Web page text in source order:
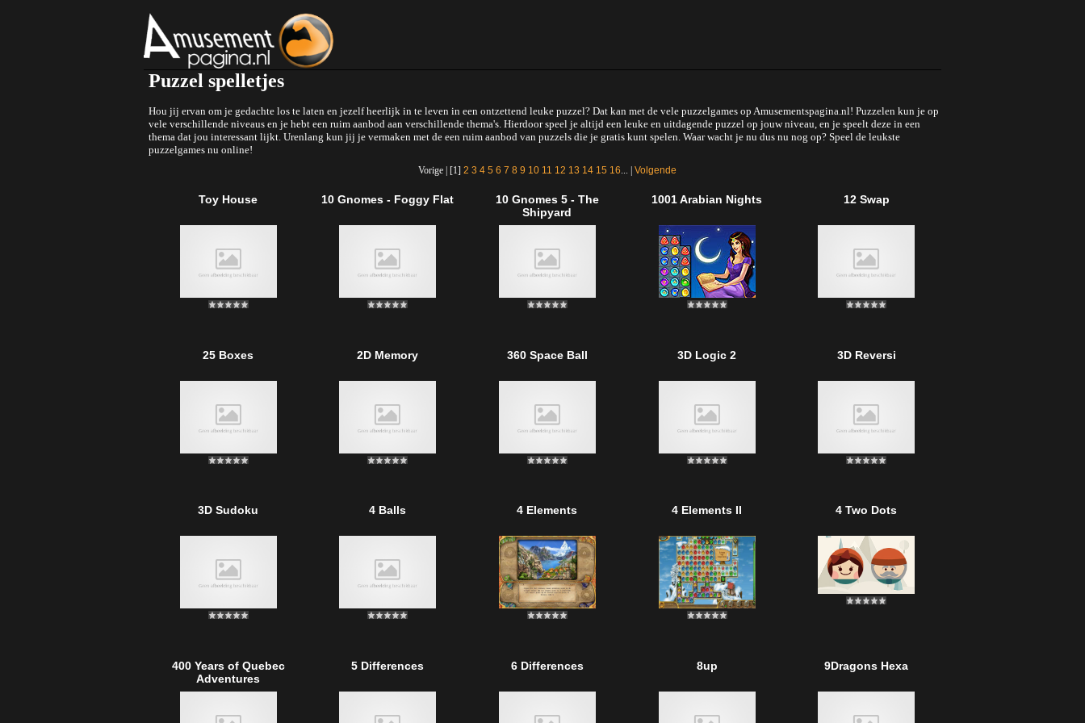
Puzzel spelletjes
Hou jij ervan om je gedachte los te laten en jezelf heerlijk in te leven in een ontzettend leuke puzzel? Dat kan met de vele puzzelgames op Amusementspagina.nl! Puzzelen kun je op
vele verschillende niveaus en je hebt een ruim aanbod aan verschillende thema's. Hierdoor speel je altijd een leuke en uitdagende puzzel op jouw niveau, en je speelt deze in een
thema dat jou interessant lijkt. Urenlang kun jij je vermaken met de een ruim aanbod van puzzels die je gratis kunt spelen. Waar wacht je nu dus nu nog op? Speel de leukste
puzzelgames nu online!
Vorige | [1] 2 3 4 5 6 7 8 9 10 11 12 13 14 15 16... | Volgende
Toy House 10 Gnomes - Foggy Flat
10 Gnomes 5 - The
Shipyard
1001 Arabian Nights 12 Swap
25 Boxes 2D Memory 360 Space Ball 3D Logic 2 3D Reversi
3D Sudoku 4 Balls 4 Elements 4 Elements II 4 Two Dots
400 Years of Quebec
Adventures
5 Differences 6 Differences 8up 9Dragons Hexa